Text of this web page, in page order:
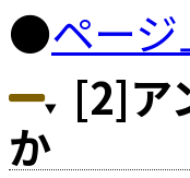
●ペー
[2]ア
か